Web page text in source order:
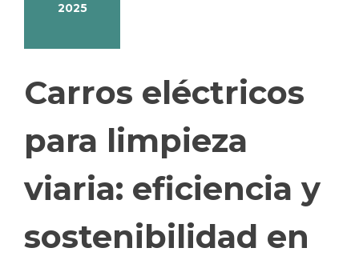
2025
Carros eléctricos
para limpieza
viaria: eficiencia y
sostenibilidad en